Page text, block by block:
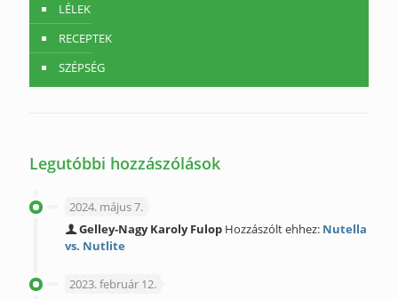
LÉLEK
RECEPTEK
SZÉPSÉG
Legutóbbi hozzászólások
2024. május 7.
Gelley-Nagy Karoly Fulop Hozzászólt ehhez: Nutella
vs. Nutlite
2023. február 12.